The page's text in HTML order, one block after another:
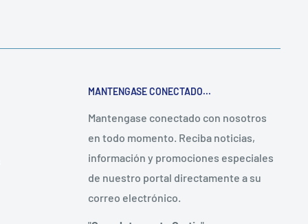
MANTENGASE CONECTADO...
Mantengase conectado con nosotros
en todo momento. Reciba noticias,
información y promociones especiales
de nuestro portal directamente a su
correo electrónico.